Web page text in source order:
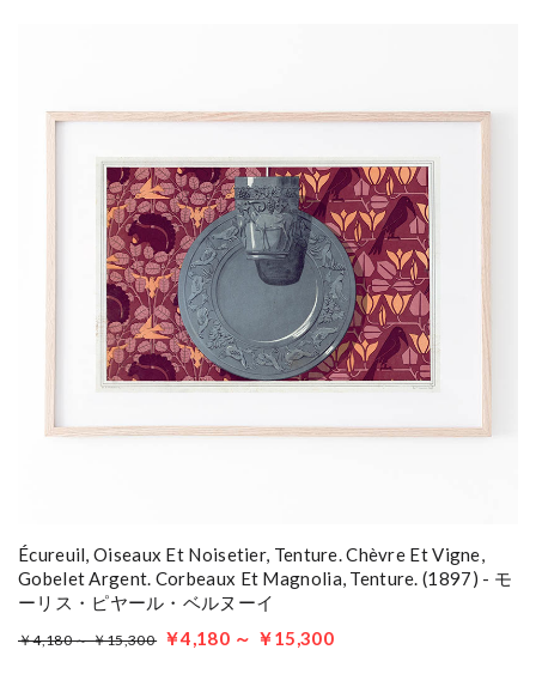
Écureuil, Oiseaux Et Noisetier, Tenture. Chèvre Et Vigne,
Gobelet Argent. Corbeaux Et Magnolia, Tenture. (1897) - モ
ーリス・ピヤール・ベルヌーイ
￥4,180 ～ ￥15,300 ￥4,180 ～ ￥15,300